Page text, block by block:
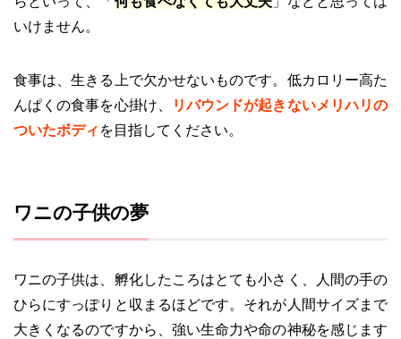
いけません。
食事は、生きる上で欠かせないものです。低カロリー高た
んぱくの食事を心掛け、
リバウンドが起きないメリハリの
ついたボディ を目指してください。
ワニの子供の夢
ワニの子供は、孵化したころはとても小さく、人間の手の
ひらにすっぽりと収まるほどです。それが人間サイズまで
大きくなるのですから、強い生命力や命の神秘を感じます